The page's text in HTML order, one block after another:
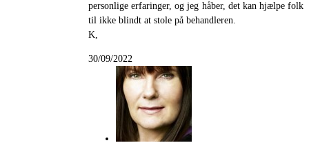
personlige erfaringer, og jeg håber, det kan hjælpe folk
til ikke blindt at stole på behandleren.
K,
30/09/2022